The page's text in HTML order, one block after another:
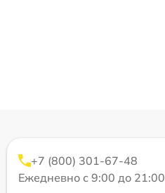
+7 (800) 301-67-48
Ежедневно с 9:00 до 21:00